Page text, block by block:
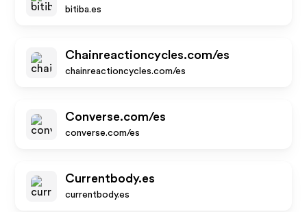
bitiba.es
Chainreactioncycles.com/es
chainreactioncycles.com/es
Converse.com/es
converse.com/es
Currentbody.es
currentbody.es